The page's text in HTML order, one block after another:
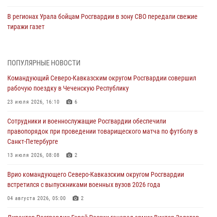
В регионах Урала бойцам Росгвардии в зону СВО передали свежие
тиражи газет
Росгвардейцы провели занятие по стрелковой подготовке для
краеведения Луганской Народной Республики
09 августа 2026, 05:00
проходит в Сибири
09 августа 2026, 04:00 5
Росгвардейцы провели патриотическое занятие для детей на
08 августа 2026, 14:10 3
В ЛНР росгвардейцы провели тренировку по единоборствам для
ПОПУЛЯРНЫЕ НОВОСТИ
Командующий Северо-Кавказским округом Росгвардии совершил
рабочую поездку в Чеченскую Республику
23 июля 2026, 16:10 6
Сотрудники и военнослужащие Росгвардии обеспечили
правопорядок при проведении товарищеского матча по футболу в
Санкт-Петербурге
13 июля 2026, 08:08 2
Врио командующего Северо-Кавказским округом Росгвардии
встретился с выпускниками военных вузов 2026 года
04 августа 2026, 05:00 2